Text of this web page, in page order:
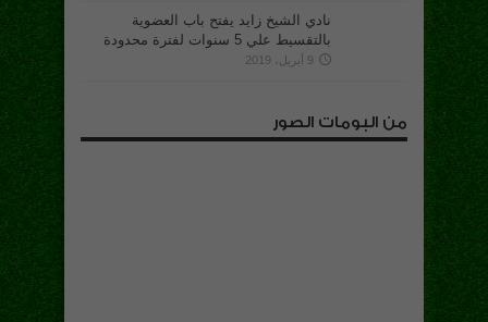
نادي الشيخ زايد يفتح باب العضوية
بالتقسيط علي 5 سنوات لفترة محدودة
9 أبريل، 2019
من البومات الصور